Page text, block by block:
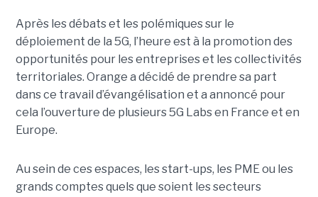
Après les débats et les polémiques sur le
déploiement de la 5G, l’heure est à la promotion des
opportunités pour les entreprises et les collectivités
territoriales. Orange a décidé de prendre sa part
dans ce travail d’évangélisation et a annoncé pour
cela l’ouverture de plusieurs 5G Labs en France et en
Europe.
Au sein de ces espaces, les start-ups, les PME ou les
grands comptes quels que soient les secteurs